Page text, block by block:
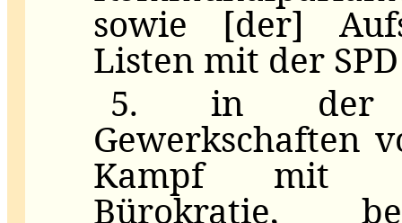
sowie [der]
Listen mit der
5. in der
Gewerkschaften
Kampf mit
Bürokratie,